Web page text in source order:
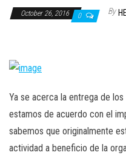
October 26, 2016 0 By
Ya se acerca la entrega de
estamos de acuerdo con el
sabemos que originalmente
actividad a beneficio de la